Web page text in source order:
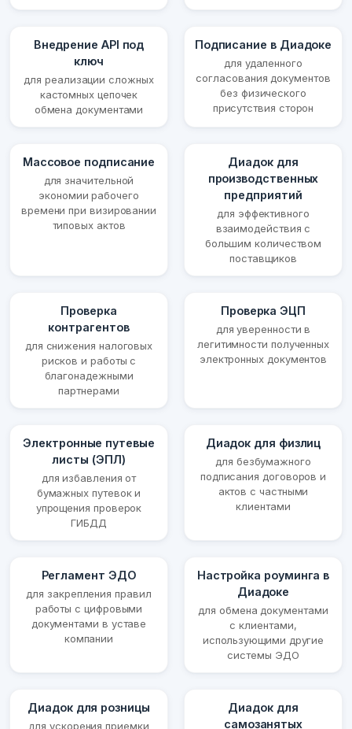
Внедрение API под
ключ
для реализации сложных
кастомных цепочек
обмена документами
Подписание в Диадоке
для удаленного
согласования документов
без физического
присутствия сторон
Массовое подписание
для значительной
экономии рабочего
времени при визировании
типовых актов
Диадок для
производственных
предприятий
для эффективного
взаимодействия с
большим количеством
поставщиков
Проверка
контрагентов
для снижения налоговых
рисков и работы с
благонадежными
партнерами
Проверка ЭЦП
для уверенности в
легитимности полученных
электронных документов
Электронные путевые
листы (ЭПЛ)
для избавления от
бумажных путевок и
упрощения проверок
ГИБДД
Диадок для физлиц
для безбумажного
подписания договоров и
актов с частными
клиентами
Регламент ЭДО
для закрепления правил
работы с цифровыми
документами в уставе
компании
Настройка роуминга в
Диадоке
для обмена документами
с клиентами,
использующими другие
системы ЭДО
Диадок для розницы
для ускорения приемки
Диадок для
самозанятых